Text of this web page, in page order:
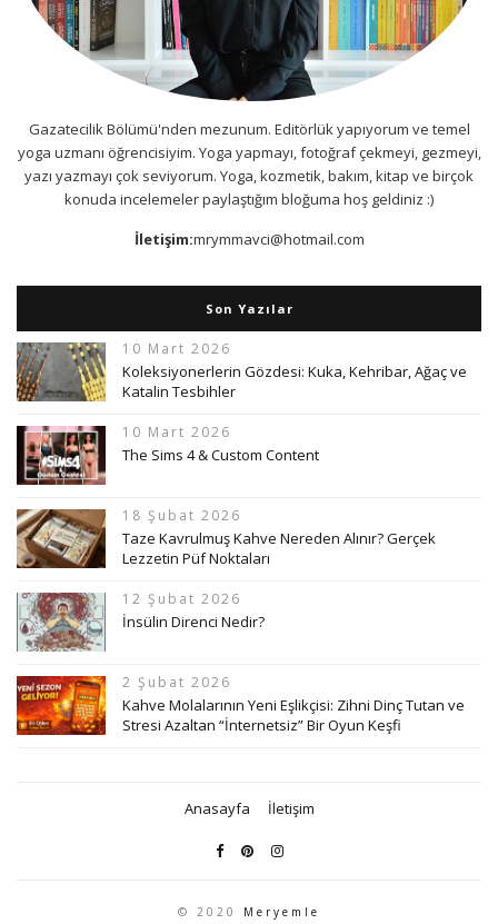
Gazatecilik Bölümü'nden mezunum. Editörlük yapıyorum ve temel
yoga uzmanı öğrencisiyim. Yoga yapmayı, fotoğraf çekmeyi, gezmeyi,
yazı yazmayı çok seviyorum. Yoga, kozmetik, bakım, kitap ve birçok
konuda incelemeler paylaştığım bloğuma hoş geldiniz :)
İletişim:mrymmavci@hotmail.com
Son Yazılar
10 Mart 2026
Koleksiyonerlerin Gözdesi: Kuka, Kehribar, Ağaç ve
Katalin Tesbihler
10 Mart 2026
The Sims 4 & Custom Content
18 Şubat 2026
Taze Kavrulmuş Kahve Nereden Alınır? Gerçek
Lezzetin Püf Noktaları
12 Şubat 2026
İnsülin Direnci Nedir?
2 Şubat 2026
Kahve Molalarının Yeni Eşlikçisi: Zihni Dinç Tutan ve
Stresi Azaltan “İnternetsiz” Bir Oyun Keşfi
Anasayfa İletişim
© 2020 Meryemle